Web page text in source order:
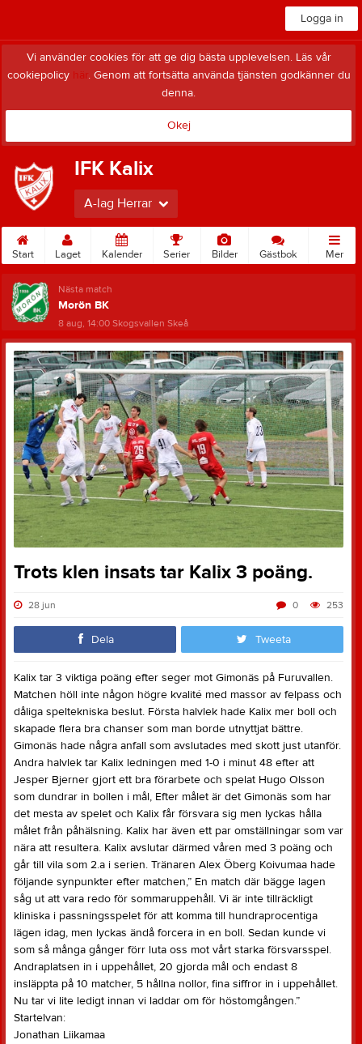
Logga in
Vi använder cookies för att ge dig bästa upplevelsen. Läs vår
cookiepolicy här. Genom att fortsätta använda tjänsten godkänner du
denna.
Okej
IFK Kalix
A-lag Herrar
Start Laget Kalender Serier Bilder Gästbok Mer
Nästa match
Morön BK
8 aug, 14:00Skogsvallen Skeå
Trots klen insats tar Kalix 3 poäng.
28 jun 253
0
Dela Tweeta
Kalix tar 3 viktiga poäng efter seger mot Gimonäs på Furuvallen.
Matchen höll inte någon högre kvalité med massor av felpass och
dåliga speltekniska beslut. Första halvlek hade Kalix mer boll och
skapade flera bra chanser som man borde utnyttjat bättre.
Gimonäs hade några anfall som avslutades med skott just utanför.
Andra halvlek tar Kalix ledningen med 1-0 i minut 48 efter att
Jesper Bjerner gjort ett bra förarbete och spelat Hugo Olsson
som dundrar in bollen i mål, Efter målet är det Gimonäs som har
det mesta av spelet och Kalix får försvara sig men lyckas hålla
målet från påhälsning. Kalix har även ett par omställningar som var
nära att resultera. Kalix avslutar därmed våren med 3 poäng och
går till vila som 2.a i serien. Tränaren Alex Öberg Koivumaa hade
följande synpunkter efter matchen,” En match där bägge lagen
såg ut att vara redo för sommaruppehåll. Vi är inte tillräckligt
kliniska i passningsspelet för att komma till hundraprocentiga
lägen idag, men lyckas ändå forcera in en boll. Sedan kunde vi
som så många gånger förr luta oss mot vårt starka försvarsspel.
Andraplatsen in i uppehållet, 20 gjorda mål och endast 8
insläppta på 10 matcher, 5 hållna nollor, fina siffror in i uppehållet.
Nu tar vi lite ledigt innan vi laddar om för höstomgången.”
Startelvan:
Jonathan Liikamaa